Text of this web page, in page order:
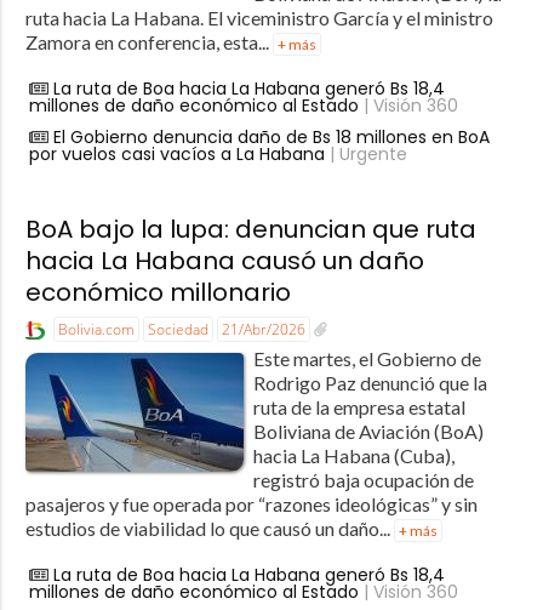
ruta hacia La Habana. El viceministro García y el ministro
Zamora en conferencia, esta... + más
La ruta de Boa hacia La Habana generó Bs 18,4
millones de daño económico al Estado | Visión 360
El Gobierno denuncia daño de Bs 18 millones en BoA
por vuelos casi vacíos a La Habana | Urgente
BoA bajo la lupa: denuncian que ruta
hacia La Habana causó un daño
económico millonario
Bolivia.com Sociedad 21/Abr/2026
Este martes, el Gobierno de
Rodrigo Paz denunció que la
ruta de la empresa estatal
Boliviana de Aviación (BoA)
hacia La Habana (Cuba),
registró baja ocupación de
pasajeros y fue operada por “razones ideológicas” y sin
estudios de viabilidad lo que causó un daño... + más
La ruta de Boa hacia La Habana generó Bs 18,4
millones de daño económico al Estado | Visión 360